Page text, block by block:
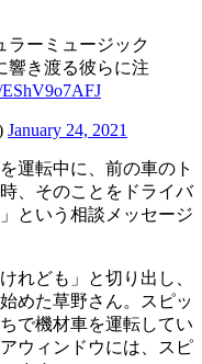
ラーミュージック
響き渡る彼らに注
EShV9o7AFJ
January 24, 2021
運転中に、前の車のト
、そのことをドライバ
という相談メッセージ
れども」と切り出し、
めた草野さん。スピッ
で機材車を運転してい
ウィンドウには、スピ